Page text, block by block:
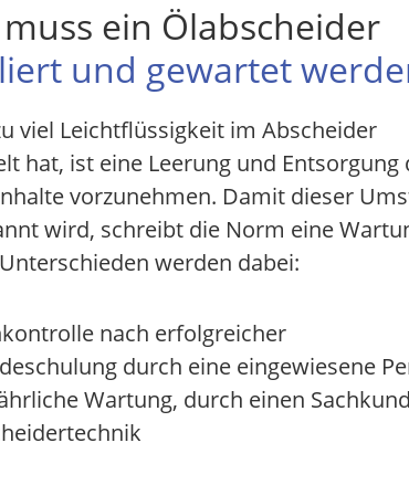
ein Ölabscheider
und gewartet
viel Leichtflüssigkeit im Abscheider
hat, ist eine Leerung und Entsorgung
vorzunehmen. Damit dieser
wird, schreibt die Norm eine
werden dabei:
nach erfolgreicher
durch eine eingewiesene
Wartung, durch einen